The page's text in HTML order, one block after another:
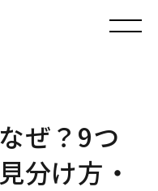
ぜ？9つ
分け方・